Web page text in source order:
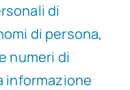
di
di persona,
numeri di
informazione